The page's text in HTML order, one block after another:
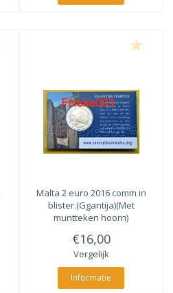
Malta 2 euro 2016 comm in
blister.(Ggantija)(Met
muntteken hoorn)
€16,00
Vergelijk
Informatie